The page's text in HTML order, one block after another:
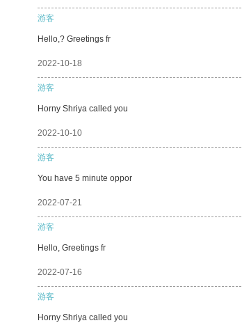
游客
Hello,? Greetings fr
2022-10-18
游客
Horny Shriya called you
2022-10-10
游客
You have 5 minute oppor
2022-07-21
游客
Hello, Greetings fr
2022-07-16
游客
Horny Shriya called you